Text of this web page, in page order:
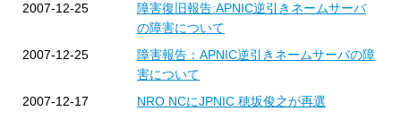
2007-12-25
障害復旧報告:APNIC逆引きネームサーバ
の障害について
2007-12-25
障害報告：APNIC逆引きネームサーバの障
害について
2007-12-17
NRO NCにJPNIC 穂坂俊之が再選